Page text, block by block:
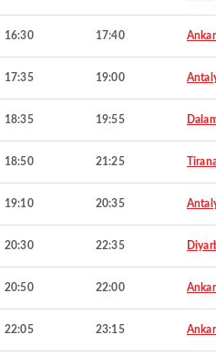
16:30 17:40
17:35 19:00
18:35 19:55
18:50 21:25
19:10 20:35
20:30 22:35
20:50 22:00
22:05 23:15